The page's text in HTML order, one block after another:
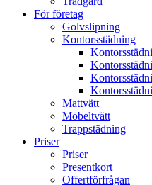
För företag
Golvslipning
Kontorsstädning
Mattvätt
Möbeltvätt
Trappstädning
Priser
Priser
Presentkort
Offertförfrågan